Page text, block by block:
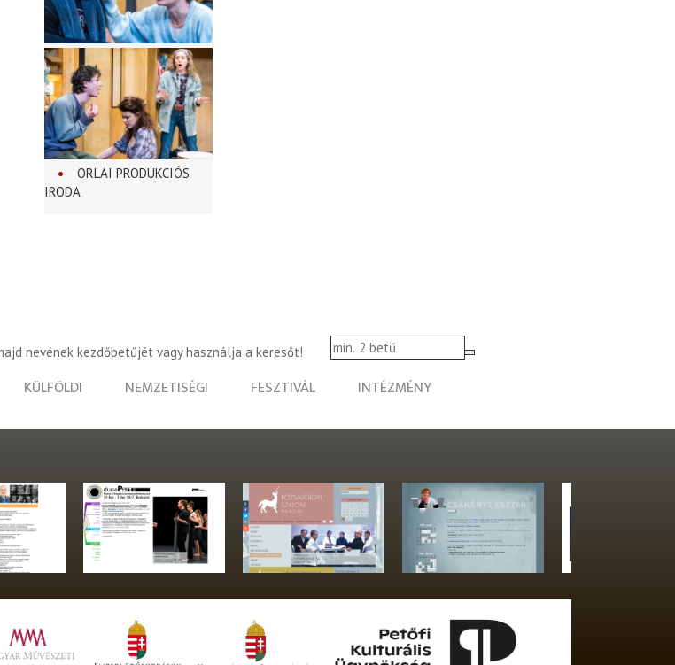
ORLAI PRODUKCIÓS
IRODA
nevének kezdőbetűjét vagy használja a keresőt!
KÜLFÖLDI NEMZETISÉGI FESZTIVÁL INTÉZMÉNY